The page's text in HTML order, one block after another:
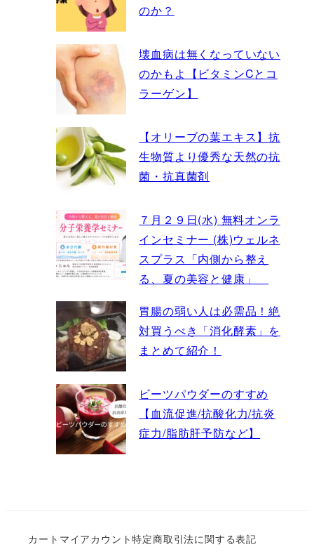
のか？
壊血病は無くなっていない
のかもよ【ビタミンCとコ
ラーゲン】
【オリーブの葉エキス】抗
生物質より優秀な天然の抗
菌・抗真菌剤
７月２９日(水) 無料オンラ
インセミナー (株)ウェルネ
スプラス「内側から整え
る、夏の美容と健康」
胃腸の弱い人は必需品！絶
対買うべき「消化酵素」を
まとめて紹介！
ビーツパウダーのすすめ
【血流促進/抗酸化力/抗炎
症力/脂肪肝予防など】
カート マイアカウント特定商取引法に関する表記